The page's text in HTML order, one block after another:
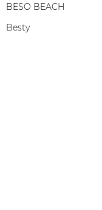
BESO BEACH
Besty